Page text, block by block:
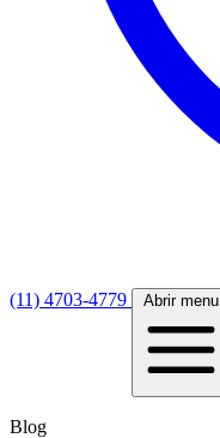
(11) 4703-4779 Abrir menu
Blog